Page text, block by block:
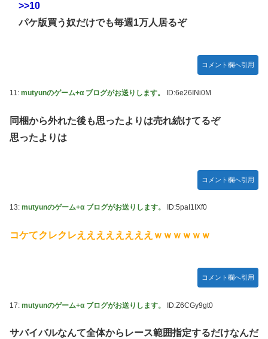
【デレマス】 仮面ライダーバロンＰ第２話「蒼翼の乙女」
タトゥー彫り師さん「刺青入れてる奴は全員バカです」→30
【悲報】「美人すぎる県警本部長」失職ｗｗｗｗｗｗｗｗｗ
グをパンパンにして無会計で退店！Gメンに確保され「なん
【動画】これはお見事。中国重慶市で珍しい事故が撮影され
る。
【悲報】 めっちゃカメレオンさん、早速パクリゲーが任天
やる夫のダンジョン運営記183-雑談所ネタ118 懺悔小ネタ
【にじさんじ】委員長、Claude Codeまで手出してるん
か…『もう何でも作れそうやな』
た？」 第29話
>>10
パケ版買う奴だけでも毎週1万人居るぞ
コメント欄へ引用
11: mutyunのゲーム+α ブログがお送りします。 ID:6e26INi0M
同梱から外れた後も思ったよりは売れ続けてるぞ
思ったよりは
コメント欄へ引用
13: mutyunのゲーム+α ブログがお送りします。 ID:5paI1IXf0
コケてクレクレええええええええｗｗｗｗｗｗ
コメント欄へ引用
17: mutyunのゲーム+α ブログがお送りします。 ID:Z6CGy9gt0
サバイバルなんて全体からレース範囲指定するだけなんだ